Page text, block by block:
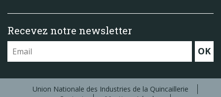
Recevez notre newsletter
OK
Union Nationale des Industries de la Quincaillerie